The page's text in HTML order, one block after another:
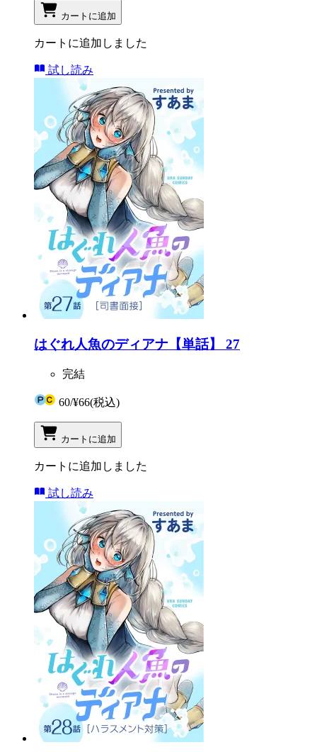
カートに追加
カートに追加しました
試し読み
はぐれ人魚のディアナ【単話】 27
完結
60/¥66(税込)
カートに追加
カートに追加しました
試し読み